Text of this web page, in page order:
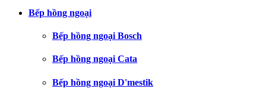
Bếp hồng ngoại
Bếp hồng ngoại Bosch
Bếp hồng ngoại Cata
Bếp hồng ngoại D'mestik